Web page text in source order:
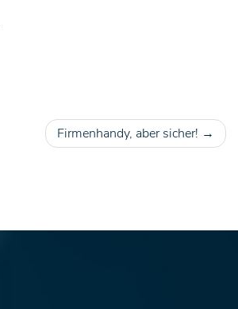
Firmenhandy, aber sicher!